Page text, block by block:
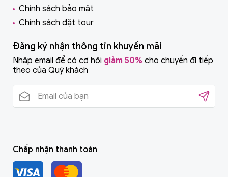
Chính sách bảo mật
Chính sách đặt tour
Đăng ký nhận thông tin khuyến mãi
Nhập email để có cơ hội giảm 50% cho chuyến đi tiếp
theo của Quý khách
Chấp nhận thanh toán